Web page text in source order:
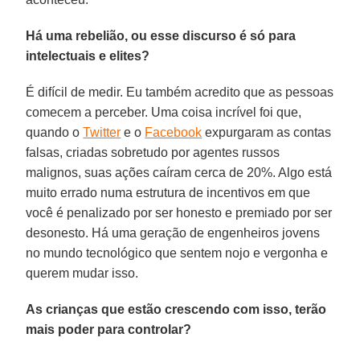
Há uma rebelião, ou esse discurso é só para
intelectuais e elites?
É difícil de medir. Eu também acredito que as pessoas
comecem a perceber. Uma coisa incrível foi que,
quando oTwitter e o Facebook expurgaram as contas
falsas, criadas sobretudo por agentes russos
malignos, suas ações caíram cerca de 20%. Algo está
muito errado numa estrutura de incentivos em que
você é penalizado por ser honesto e premiado por ser
desonesto. Há uma geração de engenheiros jovens
no mundo tecnológico que sentem nojo e vergonha e
querem mudar isso.
As crianças que estão crescendo com isso, terão
mais poder para controlar?